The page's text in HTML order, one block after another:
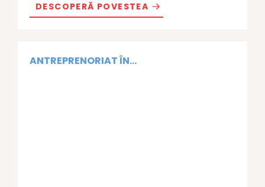
DESCOPERĂ POVESTEA
ANTREPRENORIAT ÎN...